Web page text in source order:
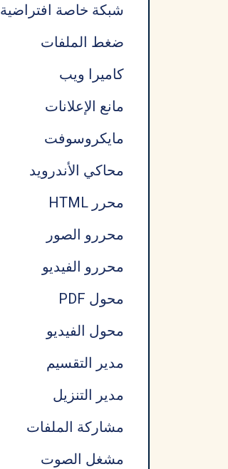
شبكة خاصة افتراضية
ضغط الملفات
كاميرا ويب
مانع الإعلانات
مايكروسوفت
محاكي الأندرويد
محرر HTML
محررو الصور
محررو الفيديو
محول PDF
محول الفيديو
مدير التقسيم
مدير التنزيل
مشاركة الملفات
مشغل الصوت